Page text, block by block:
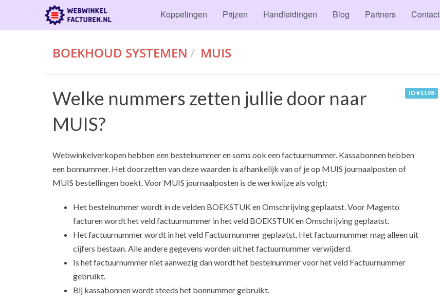
Koppelingen Prijzen Handleidingen Blog Partners Contact
BOEKHOUD SYSTEMEN MUIS
ID #1198
Welke nummers zetten jullie door naar
MUIS?
Webwinkelverkopen hebben een bestelnummer en soms ook een factuurnummer. Kassabonnen hebben
een bonnummer. Het doorzetten van deze waarden is afhankelijk van of je op MUIS journaalposten of
MUIS bestellingen boekt. Voor MUIS journaalposten is de werkwijze als volgt:
Het bestelnummer wordt in de velden BOEKSTUK en Omschrijving geplaatst. Voor Magento
facturen wordt het veld factuurnummer in het veld BOEKSTUK en Omschrijving geplaatst.
Het factuurnummer wordt in het veld Factuurnummer geplaatst. Het factuurnummer mag alleen uit
cijfers bestaan. Alle andere gegevens worden uit het factuurnummer verwijderd.
Is het factuurnummer niet aanwezig dan wordt het bestelnummer voor het veld Factuurnummer
gebruikt.
Bij kassabonnen wordt steeds het bonnummer gebruikt.